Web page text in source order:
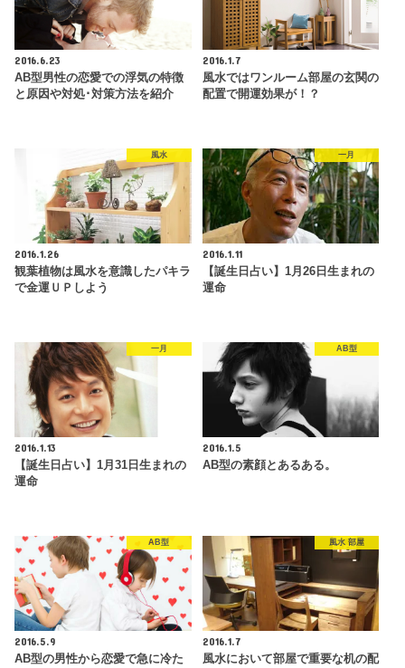
2016.6.23
AB型男性の恋愛での浮気の特徴
と原因や対処･対策方法を紹介
2016.1.7
風水ではワンルーム部屋の玄関の
配置で開運効果が！？
風水
2016.1.26
観葉植物は風水を意識したパキラ
で金運ＵＰしよう
一月
2016.1.11
【誕生日占い】1月26日生まれの
運命
一月
2016.1.13
【誕生日占い】1月31日生まれの
運命
AB型
2016.1.5
AB型の素顔とあるある。
AB型
2016.5.9
AB型の男性から恋愛で急に冷た
風水 部屋
2016.1.7
風水において部屋で重要な机の配